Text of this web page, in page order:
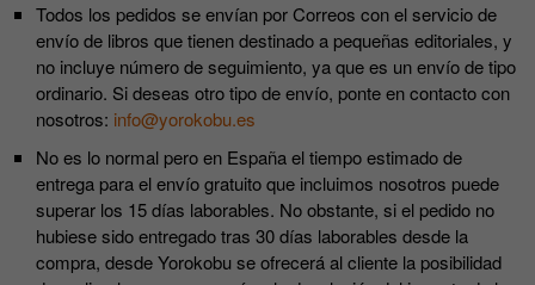
Todos los pedidos se envían por Correos con el servicio de
envío de libros que tienen destinado a pequeñas editoriales, y
no incluye número de seguimiento, ya que es un envío de tipo
ordinario. Si deseas otro tipo de envío, ponte en contacto con
nosotros: info@yorokobu.es
No es lo normal pero en España el tiempo estimado de
entrega para el envío gratuito que incluimos nosotros puede
superar los 15 días laborables. No obstante, si el pedido no
hubiese sido entregado tras 30 días laborables desde la
compra, desde Yorokobu se ofrecerá al cliente la posibilidad